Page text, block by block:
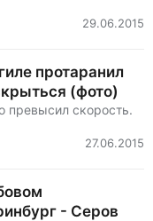
29.06.2015
протаранил
(фото)
превысил скорость.
27.06.2015
- Серов